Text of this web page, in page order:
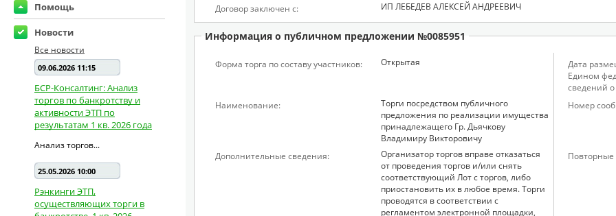
Помощь
Новости
Все новости
09.06.2026 11:15
БСР-Консалтинг: Анализ
торгов по банкротству и
активности ЭТП по
результатам 1 кв. 2026 года
Анализ торгов...
25.05.2026 10:00
Рэнкинги ЭТП,
осуществляющих торги в
Договор заключен с:
ИП ЛЕБЕДЕВ АЛЕКСЕЙ АНДРЕЕВИЧ
Информация о публичном предложении №0085951
Форма торга по составу участников: Открытая
Дата
Едином
сведений о
Наименование:
Торги посредством публичного
предложения по реализации имущества
принадлежащего Гр. Дьячкову
Владимиру Викторовичу
Номер
Дополнительные сведения:
Организатор торгов вправе отказаться
от проведения торгов и/или снять
соответствующий Лот с торгов, либо
приостановить их в любое время. Торги
проводятся в соответствии с
регламентом электронной площадки,
Повторные